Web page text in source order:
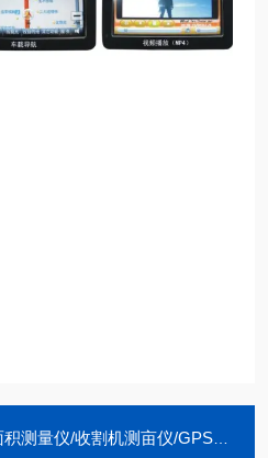
量仪/收割机测亩仪/GPS面积仪